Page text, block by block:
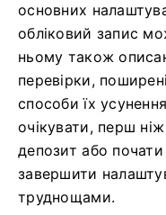
основних
обліковий запис
ньому також
перевірки,
способи їх
очікувати, перш
депозит або
завершити
труднощами.